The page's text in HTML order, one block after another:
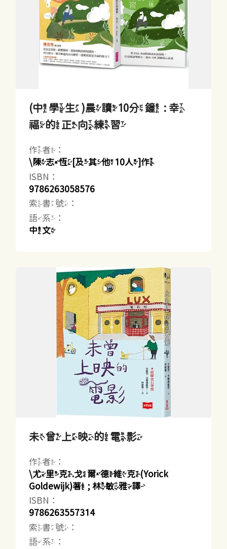
(中學生)晨讀10分鐘 : 幸
福的正向練習
作者：
\陳志恆[及其他10人]作
ISBN：
9786263058576
索書號：
語系：
中文
未曾上映的電影
作者：
\尤里克.戈爾德維克(Yorick
Goldewijk)著 ; 林敏雅譯
ISBN：
9786263557314
索書號：
語系：